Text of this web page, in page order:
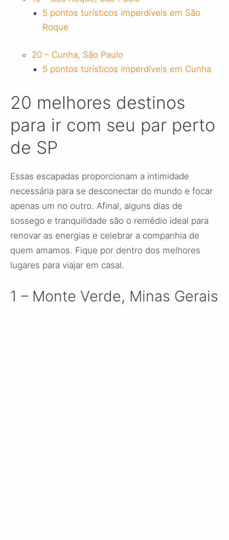
5 pontos turísticos imperdíveis em São
Roque
20 – Cunha, São Paulo
5 pontos turísticos imperdíveis em Cunha
20 melhores destinos
para ir com seu par perto
de SP
Essas escapadas proporcionam a intimidade
necessária para se desconectar do mundo e focar
apenas um no outro. Afinal, alguns dias de
sossego e tranquilidade são o remédio ideal para
renovar as energias e celebrar a companhia de
quem amamos. Fique por dentro dos melhores
lugares para viajar em casal.
1 – Monte Verde, Minas Gerais